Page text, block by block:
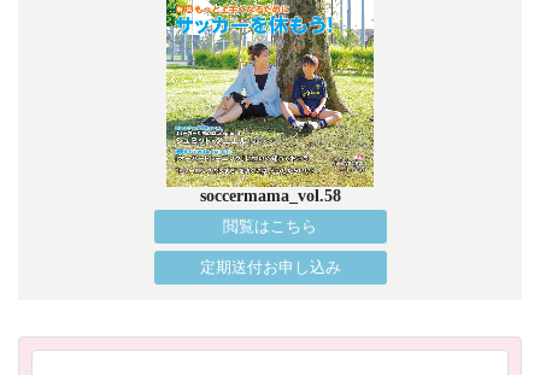
soccermama_vol.58
閲覧はこちら
定期送付お申し込み